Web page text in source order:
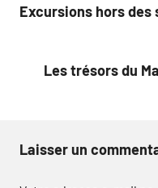
de
Excursions hors
Les trésors du
Laisser un